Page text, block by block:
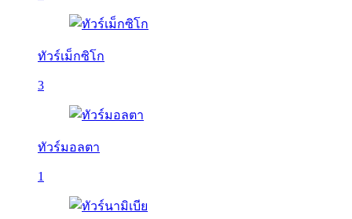
ทัวร์เม็กซิโก
3
ทัวร์มอลตา
1